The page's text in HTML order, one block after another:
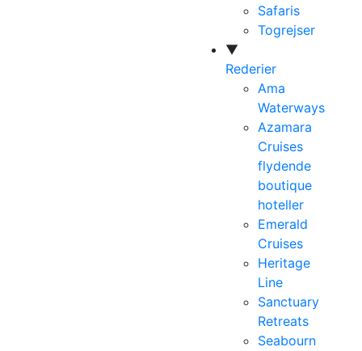
Safaris
Togrejser
▼
Rederier
Ama
Waterways
Azamara
Cruises
flydende
boutique
hoteller
Emerald
Cruises
Heritage
Line
Sanctuary
Retreats
Seabourn